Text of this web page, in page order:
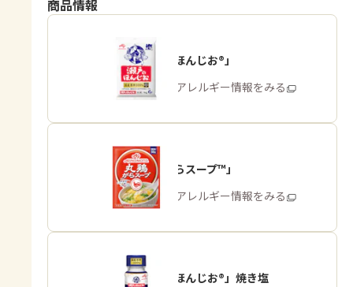
商品情報
「瀬戸のほんじお®」
商品・アレルギー情報をみる
「丸鶏がらスープ™」
商品・アレルギー情報をみる
「瀬戸のほんじお®」焼き塩